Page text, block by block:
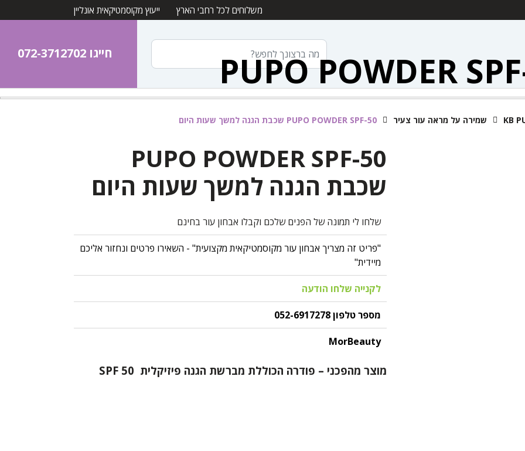
משלוחים לכל רחבי הארץ ייעוץ מקוסמטיקאית אונליין
חייגו 072-3712702 PUPO POWDER
KB שמירה על מראה עור צעיר PUPO POWDER SPF-50 שכבת הגנה למשך שעות היום
PUPO POWDER SPF-50
שכבת הגנה למשך שעות היום
שלחו לי תמונה של הפנים שלכם וקבלו אבחון עור בחינם
"פריט זה מצריך אבחון עור מקוסמטיקאית מקצועית" - השאירו פרטים ונחזור אליכם
מיידית"
לקנייה שלחו הודעה
מספר טלפון 052-6917278
MorBeauty
מוצר מהפכני – פודרה הכוללת מברשת הגנה פיזיקלית SPF 50